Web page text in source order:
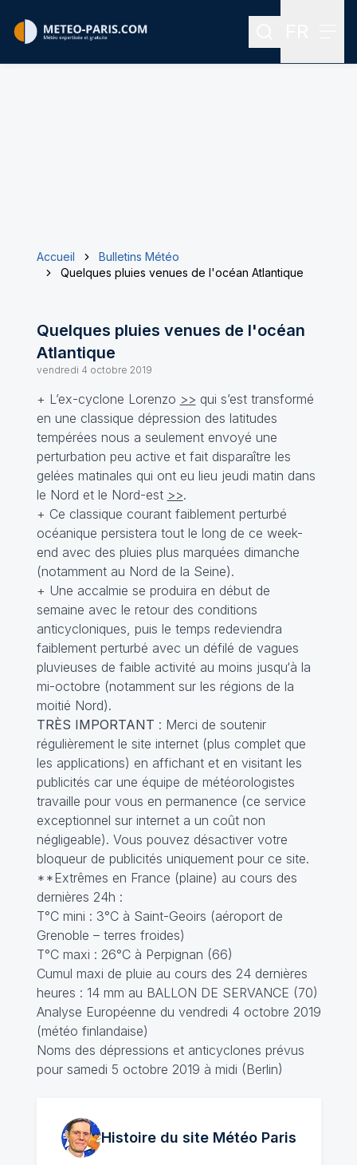
Rechercher
Accueil
Bulletins Météo
Quelques pluies venues de l'océan Atlantique
Quelques pluies venues de l'océan
Atlantique
vendredi 4 octobre 2019
+ L’ex-cyclone Lorenzo >> qui s’est transformé
en une classique dépression des latitudes
tempérées nous a seulement envoyé une
perturbation peu active et fait disparaître les
gelées matinales qui ont eu lieu jeudi matin dans
le Nord et le Nord-est >>.
+ Ce classique courant faiblement perturbé
océanique persistera tout le long de ce week-
end avec des pluies plus marquées dimanche
(notamment au Nord de la Seine).
+ Une accalmie se produira en début de
semaine avec le retour des conditions
anticycloniques, puis le temps redeviendra
faiblement perturbé avec un défilé de vagues
pluvieuses de faible activité au moins jusqu‘à la
mi-octobre (notamment sur les régions de la
moitié Nord).
TRÈS IMPORTANT : Merci de soutenir
régulièrement le site internet (plus complet que
les applications) en affichant et en visitant les
publicités car une équipe de météorologistes
travaille pour vous en permanence (ce service
exceptionnel sur internet a un coût non
négligeable). Vous pouvez désactiver votre
bloqueur de publicités uniquement pour ce site.
**Extrêmes en France (plaine) au cours des
dernières 24h :
T°C mini : 3°C à Saint-Geoirs (aéroport de
Grenoble – terres froides)
T°C maxi : 26°C à Perpignan (66)
Cumul maxi de pluie au cours des 24 dernières
heures : 14 mm au BALLON DE SERVANCE (70)
Analyse Européenne du vendredi 4 octobre 2019
(météo finlandaise)
Noms des dépressions et anticyclones prévus
pour samedi 5 octobre 2019 à midi (Berlin)
Histoire du site MétéoParis